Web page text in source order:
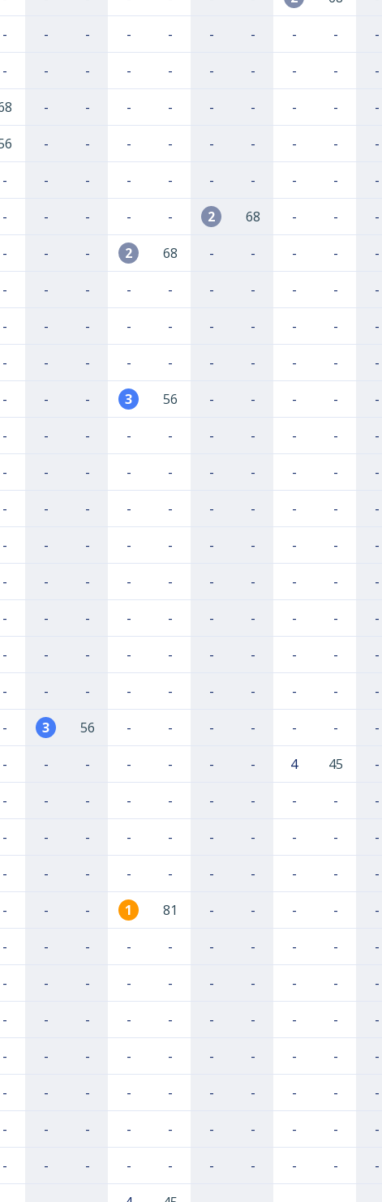
- - - - - - - - - -
- - - - - - - - - -
- - - - - - - - -
- - - - - - - - -
- - - - - - - - - -
- - - - - 2 68 - - -
- - - 2 68 - - - - -
- - - - - - - - - -
- - - - - - - - - -
- - - - - - - - - -
- - - 3 56 - - - - -
- - - - - - - - - -
- - - - - - - - - -
- - - - - - - - - -
- - - - - - - - - -
- - - - - - - - - -
- - - - - - - - - -
- - - - - - - - - -
- - - - - - - - - -
- 3 56 - - - - - - -
- - - - - - - 4 45 -
- - - - - - - - - -
- - - - - - - - - -
- - - - - - - - - -
- - - 1 81 - - - - -
- - - - - - - - - -
- - - - - - - - - -
- - - - - - - - - -
- - - - - - - - - -
- - - - - - - - - -
- - - - - - - - - -
- - - - - - - - - -